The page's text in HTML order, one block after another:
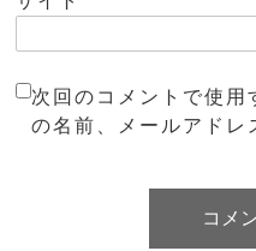
次回のコメントで使用
の名前、メールアドレ